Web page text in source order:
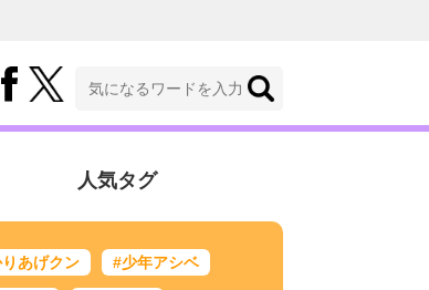
人気タグ
あげクン #少年アシベ